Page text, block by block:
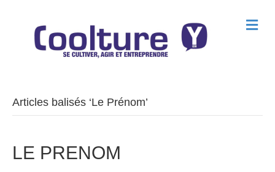
M
e
Articles balisés ‘Le Prénom’
LE PRENOM